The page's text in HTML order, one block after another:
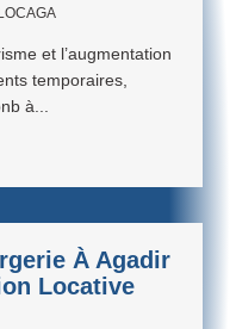
et l’augmentation
temporaires,
à...
À Agadir
Locative